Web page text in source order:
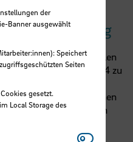
den wechselvollen
des Jahres 1894 zu
Studenten im Jahr
Studienangängen
der
Banner ausgewählt
Speichert
Seiten
gesetzt.
Local Storage des
Matomo